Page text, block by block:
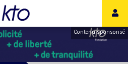
Contenu sponsorisé